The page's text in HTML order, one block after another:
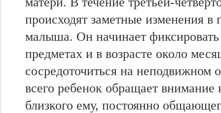
происходят заметные изменения в
малыша. Он начинает фиксировать
предметах и в возрасте около
сосредоточиться на неподвижном
всего ребенок обращает внимание
близкого ему, постоянно